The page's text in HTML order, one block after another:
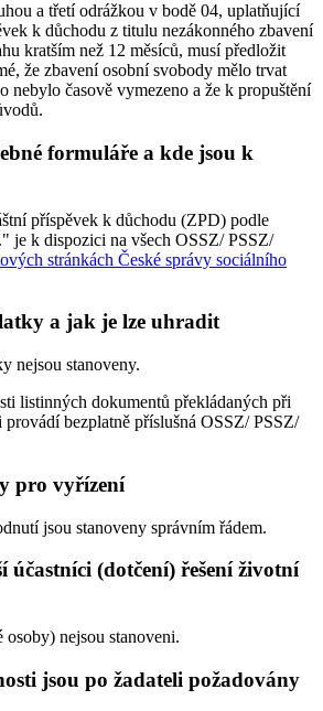
a třetí odrážkou v bodě 04, uplatňující
k důchodu z titulu nezákonného zbavení
kratším než 12 měsíců, musí předložit
že zbavení osobní svobody mělo trvat
nebylo časově vymezeno a že k propuštění
formuláře a kde jsou k
příspěvek k důchodu (ZPD) podle
je k dispozici na všech OSSZ/ PSSZ/
stránkách České správy sociálního
a jak je lze uhradit
nejsou stanoveny.
listinných dokumentů překládaných při
provádí bezplatně příslušná OSSZ/ PSSZ/
pro vyřízení
jsou stanoveny správním řádem.
účastníci (dotčení) řešení životní
nejsou stanoveni.
jsou po žadateli požadovány